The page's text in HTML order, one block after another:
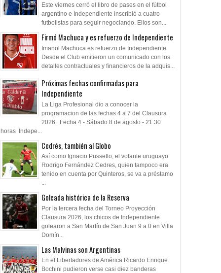
que no quiso la
Volver a nacer
Este viernes cerró el libro de pases en el fútbol
argentino e Independiente inscribió a cuatro
futbolistas para seguir negociando. Ellos son...
Firmó Machuca y es refuerzo de Independiente
Imanol Machuca es refuerzo de Independiente.
Desde el Club emitieron un comunicado con los
detalles contractuales y financieros de la adquis...
Próximas fechas confirmadas para
Independiente
La Liga Profesional dio a conocer la
programacion de las fechas 4 a 7 del Clausura
2026. Fecha 4 - Sábado 8 de agosto - 21.30
horas Indepe...
Cedrés, también al Globo
Así como Ignacio Pussetto, el volante uruguayo
Rodrigo Fernández Cedres, quien tampoco era
tenido en cuenta por Quinteros, se va a préstamo
...
Goleada histórica de la Reserva
Por la tercera fecha del Torneo Proyección
Clausura 2026, los chicos de Independiente
golearon a San Martín de San Juan 9 a 0 en Villa
Domín...
Las Malvinas son Argentinas
En el Libertadores de América Ricardo Enrique
Bochini pudieron verse casi diez banderas